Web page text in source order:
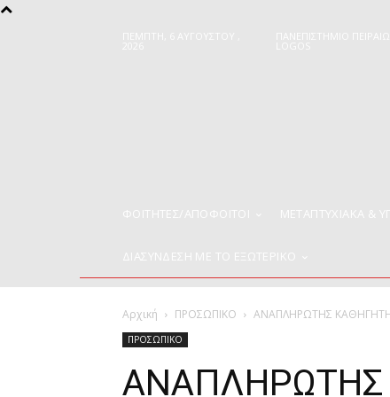
ΠΈΜΠΤΗ, 6 ΑΥΓΟΎΣΤΟΥ , ΠΑΝΕΠΙΣΤΗΜΙΟ ΠΕΙΡΑΙΩΣ
ΦΟΙΤΗΤΈΣ/ΑΠΌΦΟΙΤΟΙ ΜΕΤΑΠΤΥΧΙΑΚΑ &
ΔΙΑΣΥΝΔΕΣΗ ΜΕ ΤΟ ΕΞΩΤΕΡΙΚΟ
Αρχική ΠΡΟΣΩΠΙΚΟ ΑΝΑΠΛΗΡΩΤΗΣ
ΠΡΟΣΩΠΙΚΟ
ΑΝΑΠΛΗΡΩΤΗΣ